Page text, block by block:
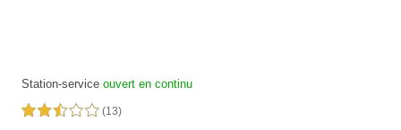
Station-service ouvert en continu
2,5 étoiles sur 5 (13)